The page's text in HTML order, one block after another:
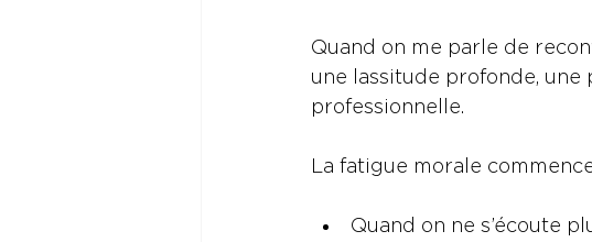
Quand on me parle de
une lassitude profonde, une
professionnelle.
La fatigue morale
Quand on ne s’écoute